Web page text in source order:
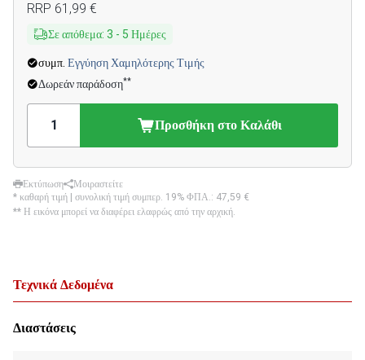
RRP 61,99 €
Σε απόθεμα: 3 - 5 Ημέρες
συμπ. Εγγύηση Χαμηλότερης Τιμής
Δωρεάν παράδοση**
Προσθήκη στο Καλάθι
Εκτύπωση
Μοιραστείτε
* καθαρή τιμή | συνολική τιμή συμπερ. 19% ΦΠΑ.: 47,59 €
** Η εικόνα μπορεί να διαφέρει ελαφρώς από την αρχική.
Τεχνικά Δεδομένα
Διαστάσεις